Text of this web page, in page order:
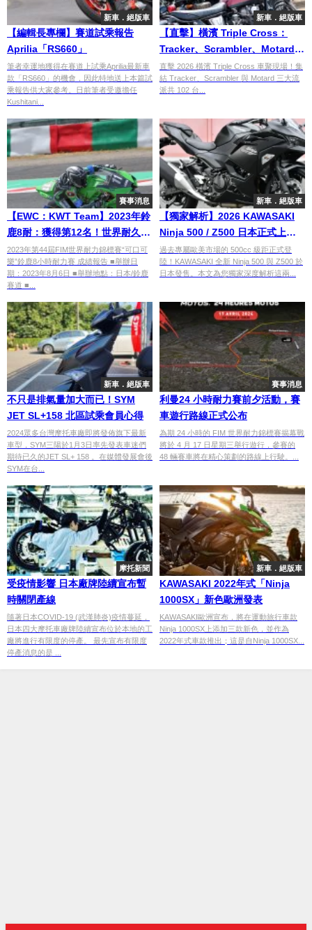
新車．絕版車
【編輯長專欄】賽道試乘報告
Aprilia「RS660」
筆者幸運地獲得在賽道上試乘Aprilia最新車
款「RS660」的機會，因此特地送上本篇試
乘報告供大家參考。日前筆者受邀擔任
Kushitani...
新車．絕版車
【直擊】橫濱 Triple Cross：
Tracker、Scrambler、Motard
百台改裝車集結！跨越流派的自
由靈魂
直擊 2026 橫濱 Triple Cross 車聚現場！集
結 Tracker、Scrambler 與 Motard 三大流
派共 102 台...
賽事消息
【EWC：KWT Team】2023年鈴
鹿8耐：獲得第12名！世界耐久賽
車隊的實力展現
2023年第44屆FIM世界耐力錦標賽“可口可
樂”鈴鹿8小時耐力賽 成績報告 ■舉辦日
期：2023年8月6日 ■舉辦地點：日本/鈴鹿
賽道 ■...
新車．絕版車
【獨家解析】2026 KAWASAKI
Ninja 500 / Z500 日本正式上
市！451cc 雙缸引擎、售價與騎
乘姿勢差異一次看
過去專屬歐美市場的 500cc 級距正式登
陸！KAWASAKI 全新 Ninja 500 與 Z500 於
日本發售。本文為您獨家深度解析這兩...
新車．絕版車
不只是排氣量加大而已！SYM
JET SL+158 北區試乘會員心得
2024眾多台灣摩托車廠即將發佈旗下最新
車型，SYM三陽於1月3日率先發表車迷們
期待已久的JET SL+ 158 。在媒體發展會後
SYM在台...
賽事消息
利曼24 小時耐力賽前夕活動，賽
車遊行路線正式公布
為期 24 小時的 FIM 世界耐力錦標賽揭幕戰
將於 4 月 17 日星期三舉行遊行，參賽的
48 輛賽車將在精心策劃的路線上行駛。...
摩托新聞
受疫情影響 日本廠牌陸續宣布暫
時關閉產線
隨著日本COVID-19 (武漢肺炎)疫情蔓延，
日本四大摩托車廠牌陸續宣布位於本地的工
廠將進行有限度的停產。 最先宣布有限度
停產消息的是 ...
新車．絕版車
KAWASAKI 2022年式「Ninja
1000SX」新色歐洲發表
KAWASAKI歐洲宣布，將在運動旅行車款
Ninja 1000SX上添加三款新色，並作為
2022年式車款推出；這是自Ninja 1000SX...